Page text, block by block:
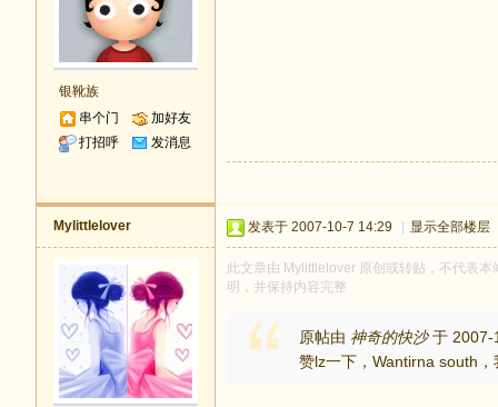
银靴族
串个门
加好友
打招呼
发消息
Mylittlelover 发表于 2007-10-7 14:29 显示全部楼层
此文章由 Mylittlelover 原创或转贴，不代表
明，并保持内容完整
原帖由 神奇的快沙于 2007-
赞lz一下，Wantirna south